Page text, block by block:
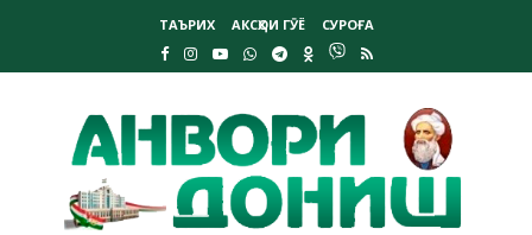
ТАЪРИХ АКСҲОИ ГӮЁ СУРОҒА